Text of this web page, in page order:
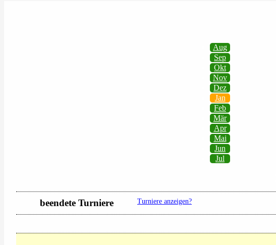
Aug
Sep
Okt
Nov
Dez
Jan
Feb
Mär
Apr
Mai
Jun
Jul
beendete Turniere Turniere anzeigen?